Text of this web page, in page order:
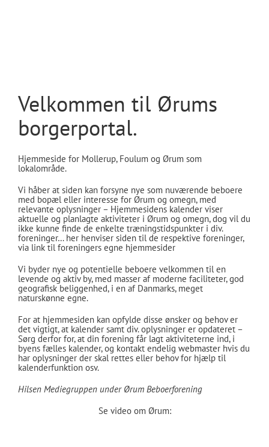
Velkommen til Ørums
borgerportal.
Hjemmeside for Mollerup, Foulum og Ørum som
lokalområde.
Vi håber at siden kan forsyne nye som nuværende beboere
med bopæl eller interesse for Ørum og omegn, med
relevante oplysninger – Hjemmesidens kalender viser
aktuelle og planlagte aktiviteter i Ørum og omegn, dog vil du
ikke kunne finde de enkelte træningstidspunkter i div.
foreninger… her henviser siden til de respektive foreninger,
via link til foreningers egne hjemmesider
Vi byder nye og potentielle beboere velkommen til en
levende og aktiv by, med masser af moderne faciliteter, god
geografisk beliggenhed, i en af Danmarks, meget
naturskønne egne.
For at hjemmesiden kan opfylde disse ønsker og behov er
det vigtigt, at kalender samt div. oplysninger er opdateret –
Sørg derfor for, at din forening får lagt aktiviteterne ind, i
byens fælles kalender, og kontakt endelig webmaster hvis du
har oplysninger der skal rettes eller behov for hjælp til
kalenderfunktion osv.
Hilsen Mediegruppen under Ørum Beboerforening
Se video om Ørum: